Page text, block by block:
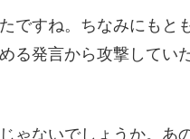
ですね。ちなみにもと
る発言から攻撃してい
ゃないでしょうか。あ